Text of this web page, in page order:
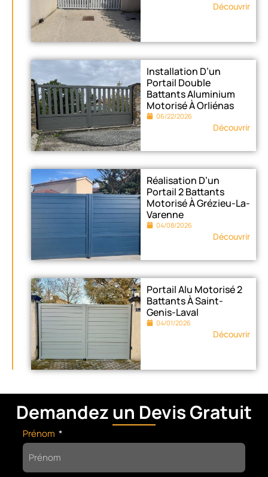
Découvrir
Installation D’un
Portail Double
Battants Aluminium
Motorisé À Orliénas
06/22/2026
Découvrir
Réalisation D’un
Portail 2 Battants
Motorisé À Grézieu-La-
Varenne
04/08/2026
Découvrir
Portail Alu Motorisé 2
Battants À Saint-
Genis-Laval
04/01/2026
Découvrir
Demandez un Devis Gratuit
Prénom